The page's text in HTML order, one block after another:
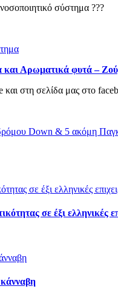
σύστημα ???
και Αρωματικά φυτά –
και στη σελίδα μας στο
Down & 5 ακόμη
σε έξι ελληνικές